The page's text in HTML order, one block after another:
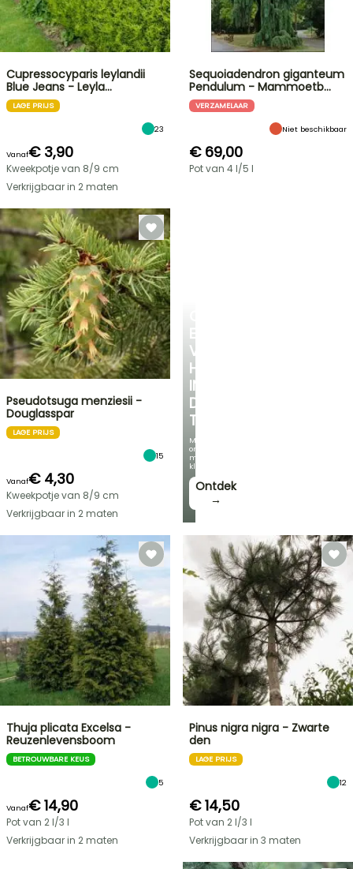
EEN
VERKOELEND
HOEKJE
IN
DE
TUIN
Met
onze
mooiste
klimplanten!
Ontdek
→
Cupressocyparis leylandii
Blue Jeans - Leyla…
LAGE PRIJS
23
Vanaf€ 3,90
Kweekpotje van 8/9 cm
Verkrijgbaar in 2 maten
Sequoiadendron giganteum
Pendulum - Mammoetb…
VERZAMELAAR
Niet beschikbaar
€ 69,00
Pot van 4 l/5 l
Pseudotsuga menziesii -
Douglasspar
LAGE PRIJS
15
Vanaf€ 4,30
Kweekpotje van 8/9 cm
Verkrijgbaar in 2 maten
Thuja plicata Excelsa -
Reuzenlevensboom
BETROUWBARE KEUS
5
Vanaf€ 14,90
Pot van 2 l/3 l
Verkrijgbaar in 2 maten
Pinus nigra nigra - Zwarte
den
LAGE PRIJS
12
€ 14,50
Pot van 2 l/3 l
Verkrijgbaar in 3 maten